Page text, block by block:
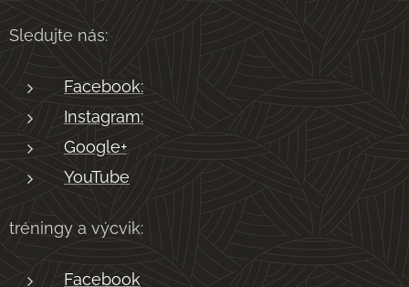
Sledujte nás:
Facebook:
Instagram:
Google+
YouTube
tréningy a výcvik:
Facebook